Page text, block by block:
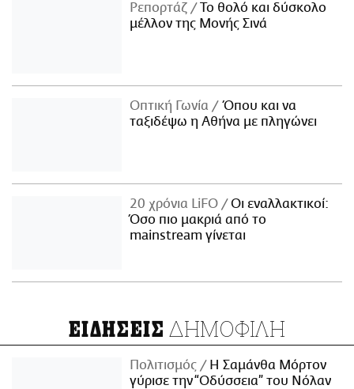
Ρεπορτάζ
Το θολό και δύσκολο
μέλλον της Μονής Σινά
Οπτική Γωνία
Όπου και να
ταξιδέψω η Αθήνα με πληγώνει
20 χρόνια LiFO
Οι εναλλακτικοί:
Όσο πιο μακριά από το
mainstream γίνεται
ΕΙΔΗΣΕΙΣ ΔΗΜΟΦΙΛΗ
Πολιτισμός
Η Σαμάνθα Μόρτον
γύρισε την “Οδύσσεια” του Νόλαν